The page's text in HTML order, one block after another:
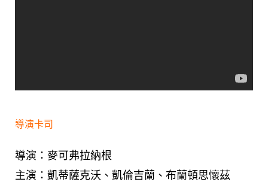
導演卡司
導演：麥可弗拉納根
主演：凱蒂薩克沃、凱倫吉蘭、布蘭頓思懷茲